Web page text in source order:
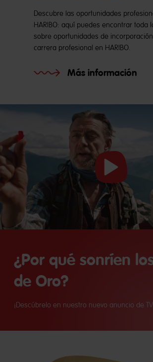
Descubre las oportunidades
HARIBO: aquí puedes encontrar toda
sobre oportunidades de
carrera profesional en HARIBO.
Más información
Iniciar
vídeo
¿Por qué sonríen
de Oro?
¡Descúbrelo en nuestro nuevo anuncio de